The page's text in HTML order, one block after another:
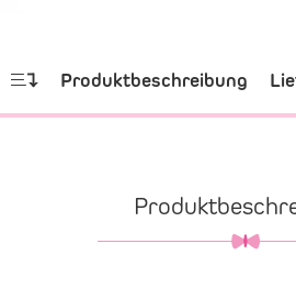
Produktbeschreibung